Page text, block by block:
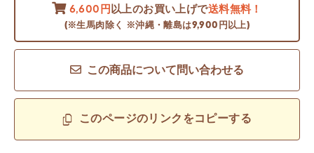
6,600円 以上のお買い上げで送料無料！
(※生馬肉除く ※沖縄・離島は9,900円以上)
この商品について問い合わせる
このページのリンクをコピーする